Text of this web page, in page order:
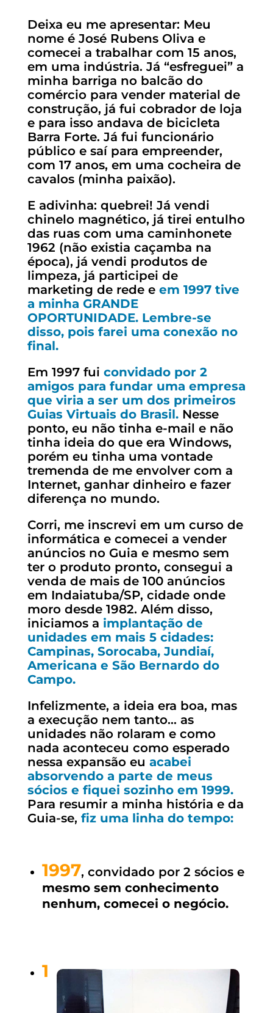
Deixa eu me apresentar: Meu
nome é José Rubens Oliva e
comecei a trabalhar com 15 anos,
em uma indústria. Já “esfreguei” a
minha barriga no balcão do
comércio para vender material de
construção, já fui cobrador de loja
e para isso andava de bicicleta
Barra Forte. Já fui funcionário
público e saí para empreender,
com 17 anos, em uma cocheira de
cavalos (minha paixão).
E adivinha: quebrei! Já vendi
chinelo magnético, já tirei entulho
das ruas com uma caminhonete
1962 (não existia caçamba na
época), já vendi produtos de
limpeza, já participei de
marketing de rede e em 1997 tive
a minha GRANDE
OPORTUNIDADE. Lembre-se
disso, pois farei uma conexão no
final.
Em 1997 fui convidado por 2
amigos para fundar uma empresa
que viria a ser um dos primeiros
Guias Virtuais do Brasil.Nesse
ponto, eu não tinha e-mail e não
tinha ideia do que era Windows,
porém eu tinha uma vontade
tremenda de me envolver com a
Internet, ganhar dinheiro e fazer
diferença no mundo.
Corri, me inscrevi em um curso de
informática e comecei a vender
anúncios no Guia e mesmo sem
ter o produto pronto, consegui a
venda de mais de 100 anúncios
em Indaiatuba/SP, cidade onde
moro desde 1982. Além disso,
iniciamos a implantação de
unidades em mais 5 cidades:
Campinas, Sorocaba, Jundiaí,
Americana e São Bernardo do
Campo.
Infelizmente, a ideia era boa, mas
a execução nem tanto… as
unidades não rolaram e como
nada aconteceu como esperado
nessa expansão eu acabei
absorvendo a parte de meus
sócios e fiquei sozinho em 1999.
Para resumir a minha história e da
Guia-se, fiz uma linha do tempo:
1997, convidado por 2 sócios e
mesmo sem conhecimento
nenhum, comecei o negócio.
1